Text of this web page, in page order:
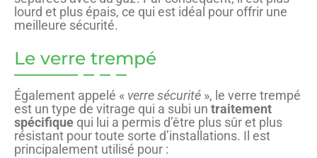
lourd et plus épais, ce qui est idéal pour offrir une
meilleure sécurité.
Le verre trempé
Également appelé « verre sécurité », le verre trempé
est un type de vitrage qui a subi un traitement
spécifique qui lui a permis d’être plus sûr et plus
résistant pour toute sorte d’installations. Il est
principalement utilisé pour :